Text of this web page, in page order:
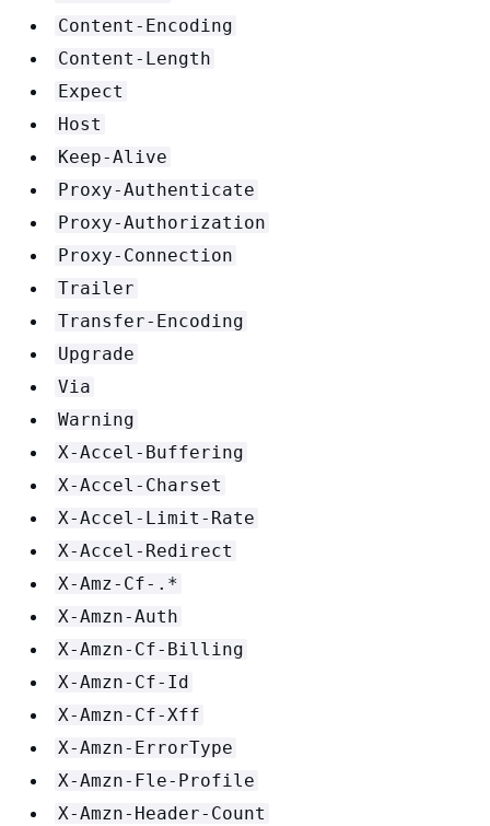
Content-Encoding
Content-Length
Expect
Host
Keep-Alive
Proxy-Authenticate
Proxy-Authorization
Proxy-Connection
Trailer
Transfer-Encoding
Upgrade
Via
Warning
X-Accel-Buffering
X-Accel-Charset
X-Accel-Limit-Rate
X-Accel-Redirect
X-Amz-Cf-.*
X-Amzn-Auth
X-Amzn-Cf-Billing
X-Amzn-Cf-Id
X-Amzn-Cf-Xff
X-Amzn-ErrorType
X-Amzn-Fle-Profile
X-Amzn-Header-Count